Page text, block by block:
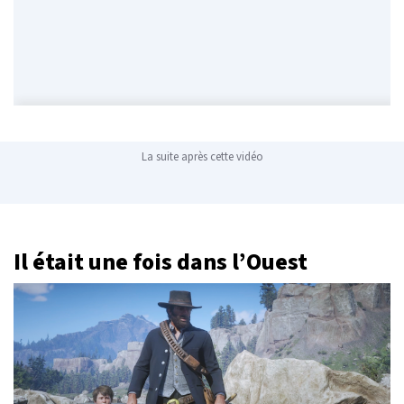
La suite après cette vidéo
Il était une fois dans l’Ouest